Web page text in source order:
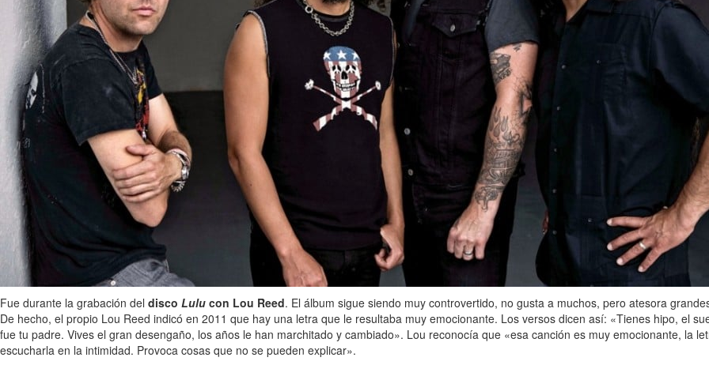
Fue durante la grabación del disco Lulu con Lou Reed. El álbum sigue siendo muy controvertido, no gusta a muchos, pero atesora
De hecho, el propio Lou Reed indicó en 2011 que hay una letra que le resultaba muy emocionante. Los versos dicen así: «Tienes hipo, el
fue tu padre. Vives el gran desengaño, los años le han marchitado y cambiado». Lou reconocía que «esa canción es muy emocionante, la
escucharla en la intimidad. Provoca cosas que no se pueden explicar».